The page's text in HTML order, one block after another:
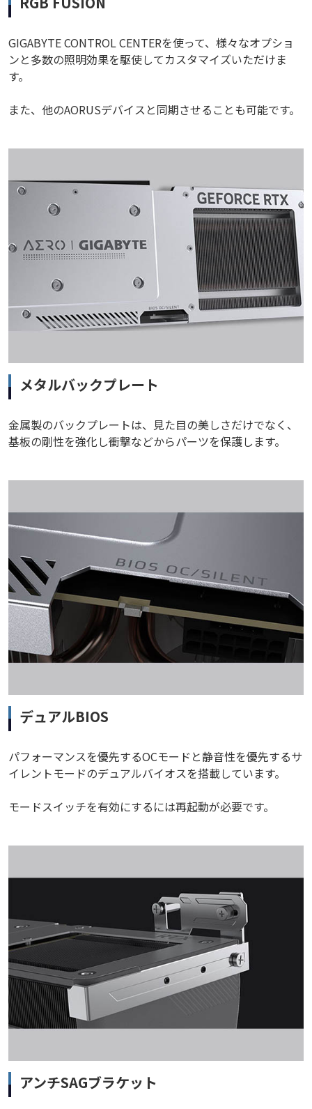
GIGABYTE CONTROL CENTERを使って、様々なオプショ
ンと多数の照明効果を駆使してカスタマイズいただけま
す。
また、他のAORUSデバイスと同期させることも可能です。
メタルバックプレート
金属製のバックプレートは、見た目の美しさだけでなく、
基板の剛性を強化し衝撃などからパーツを保護します。
デュアルBIOS
パフォーマンスを優先するOCモードと静音性を優先するサ
イレントモードのデュアルバイオスを搭載しています。
モードスイッチを有効にするには再起動が必要です。
アンチSAGブラケット